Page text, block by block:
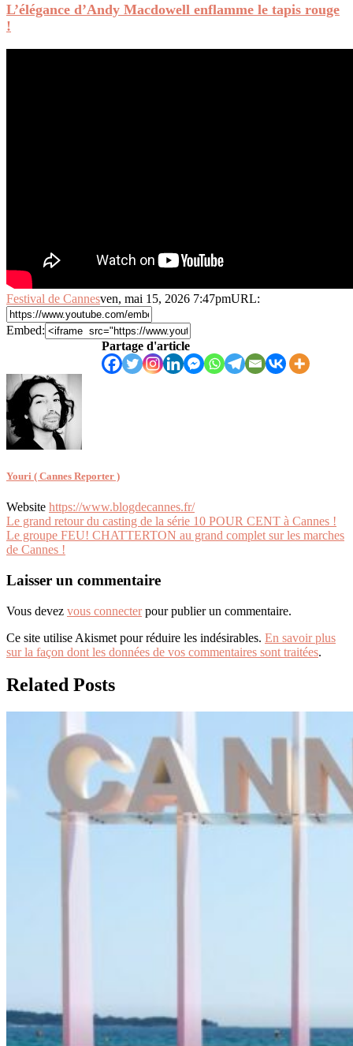
L’élégance d’Andy Macdowell enflamme le tapis rouge
!
Festival de Cannesven, mai 15, 2026 7:47pmURL:
Embed:
Partage d'article
Youri ( Cannes Reporter )
Website https://www.blogdecannes.fr/
Navigation
de
Le grand retour du casting de la série 10 POUR CENT à Cannes !
Le groupe FEU! CHATTERTON au grand complet sur les marches
de Cannes !
Laisser un commentaire
Vous devez vous connecterpour publier un commentaire.
Ce site utilise Akismet pour réduire les indésirables. En savoir plus
sur la façon dont les données de vos commentaires sont traitées.
Related Posts